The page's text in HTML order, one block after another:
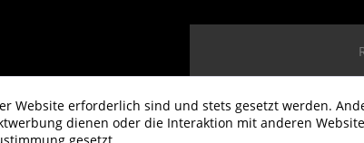
Website erforderlich sind und stets gesetzt werden.
dienen oder die Interaktion mit anderen